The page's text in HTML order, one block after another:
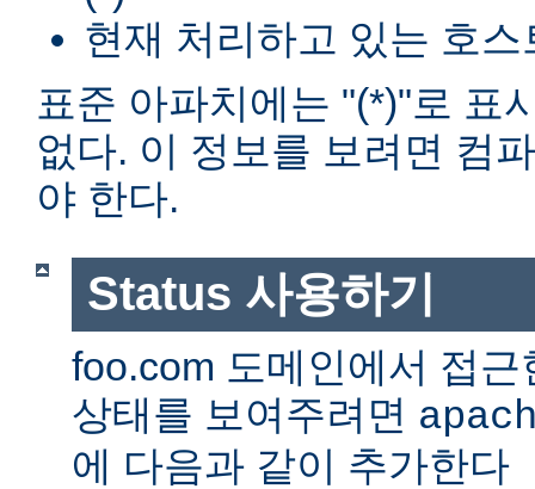
현재 처리하고 있는 호
표준 아파치에는 "(*)"로 표
없다. 이 정보를 보려면 컴
야 한다.
Status 사용하기
foo.com 도메인에서 접
상태를 보여주려면
에 다음과 같이 추가한다